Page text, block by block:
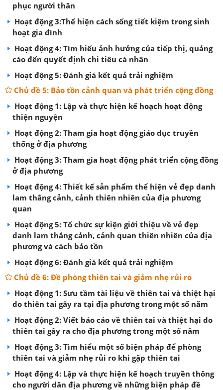
phục người thân
Hoạt động 3:Thể hiện cách sống tiết kiệm trong sinh
hoạt gia đình
Hoạt động 4: Tìm hiểu ảnh hưởng của tiếp thị, quảng
cáo đến quyết định chi tiêu cá nhân
Hoạt động 5: Đánh giá kết quả trải nghiệm
Chủ đề 5: Bảo tồn cảnh quan và phát triển cộng đồng
Hoạt động 1: Lập và thực hiện kế hoạch hoạt động
thiện nguyện
Hoạt động 2: Tham gia hoạt động giáo dục truyền
thống ở địa phương
Hoạt động 3: Tham gia hoạt động phát triển cộng đồng
ở địa phương
Hoạt động 4: Thiết kế sản phẩm thể hiện vẻ đẹp danh
lam thắng cảnh, cảnh thiên nhiên của địa phương
quan
Hoạt động 5: Tổ chức sự kiện giới thiệu về vẻ đẹp
danh lam thắng cảnh, cảnh quan thiên nhiên của địa
phương và cách bảo tồn
Hoạt động 6: Đánh giá kết quả trải nghiệm
Chủ đề 6: Đề phòng thiên tai và giảm nhẹ rủi ro
Hoạt động 1: Sưu tầm tài liệu về thiên tai và thiệt hại
do thiên tai gây ra tại địa phương trong một số năm
Hoạt động 2: Viết báo cáo về thiên tai và thiệt hại do
thiên tai gây ra cho địa phương trong một số năm
Hoạt động 3: Tìm hiểu một số biện pháp để phòng
thiên tai và giảm nhẹ rủi ro khi gặp thiên tai
Hoạt động 4: Lập và thực hiện kế hoạch truyền thông
cho người dân địa phương về những biện pháp đề